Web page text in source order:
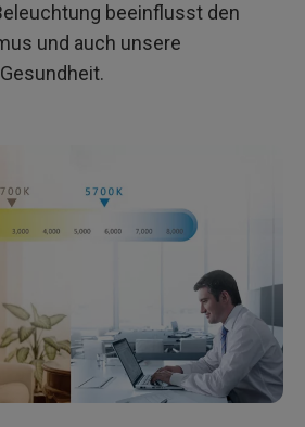
beeinflusst den
und auch unsere